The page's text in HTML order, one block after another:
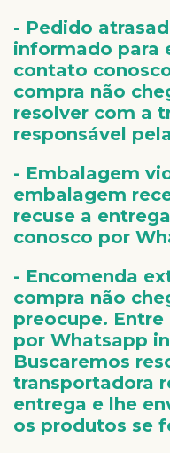
- Pedido
informado para
contato
compra não
resolver com a
responsável
- Embalagem
embalagem
recuse a
conosco por
- Encomenda
compra não
preocupe.
por Whatsapp
Buscaremos
transportadora
entrega e lhe
os produtos se